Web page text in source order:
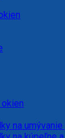
na umývanie